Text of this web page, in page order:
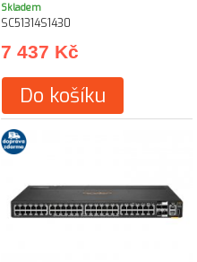
Skladem
SC51314S1430
7 437 Kč
Do košíku